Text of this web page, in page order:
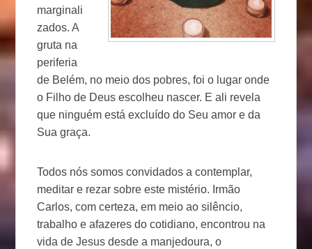
marginali
zados. A
gruta na
periferia
de Belém, no meio dos pobres, foi o lugar onde
o Filho de Deus escolheu nascer. E ali revela
que ninguém está excluído do Seu amor e da
Sua graça.
Todos nós somos convidados a contemplar,
meditar e rezar sobre este mistério. Irmão
Carlos, com certeza, em meio ao silêncio,
trabalho e afazeres do cotidiano, encontrou na
vida de Jesus desde a manjedoura, o